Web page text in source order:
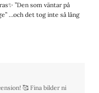
”Den som väntar på
…och det tog inte så lång
🥰 Fina bilder ni